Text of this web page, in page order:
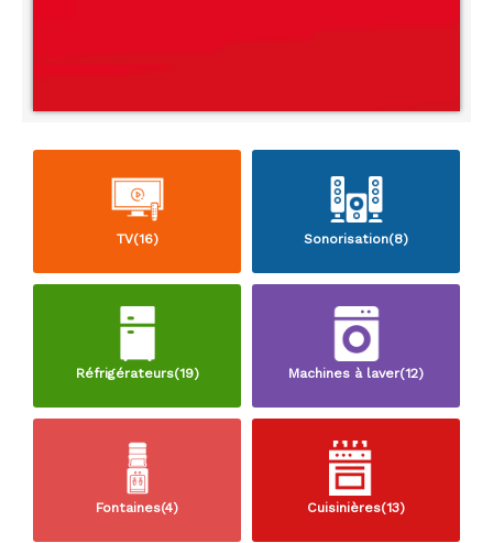
TV(16) Sonorisation(8)
Réfrigérateurs(19) Machines à laver(12)
Fontaines(4) Cuisinières(13)